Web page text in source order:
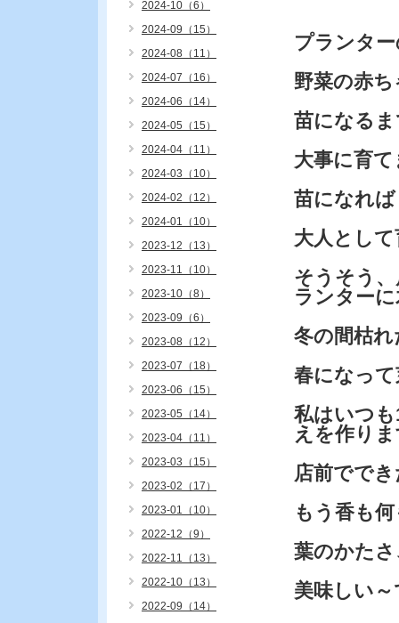
プランタ
野菜の赤
苗になる
大事に育
苗になれ
大人とし
そうそう
ランター
冬の間枯
春になっ
私はいつ
えを作り
店前でで
もう香も
葉のかた
美味しい
2024-10（6）
2024-09（15）
2024-08（11）
2024-07（16）
2024-06（14）
2024-05（15）
2024-04（11）
2024-03（10）
2024-02（12）
2024-01（10）
2023-12（13）
2023-11（10）
2023-10（8）
2023-09（6）
2023-08（12）
2023-07（18）
2023-06（15）
2023-05（14）
2023-04（11）
2023-03（15）
2023-02（17）
2023-01（10）
2022-12（9）
2022-11（13）
2022-10（13）
2022-09（14）